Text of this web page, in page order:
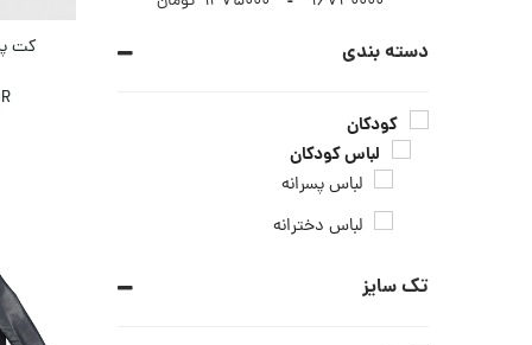
دسته بندی
کودکان
لباس کودکان
لباس پسرانه
لباس دخترانه
تک سایز
کت